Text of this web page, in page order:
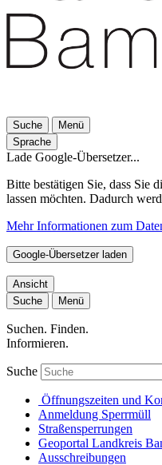
Suche
Menü
Sprache
Lade Google-Übersetzer...
Bitte bestätigen Sie, dass Sie
lassen möchten. Dadurch
Mehr Informationen zum
Google-Übersetzer laden
Ansicht
Suche
Menü
Suchen. Finden.
Informieren.
Suche
Öffnungszeiten und
Anmeldung Sperrmüll
Straßensperrungen
Geoportal Landkreis
Ausschreibungen